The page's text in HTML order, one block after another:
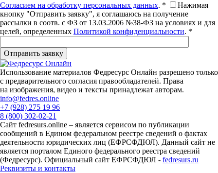
Согласием на обработку персональных данных. *
Нажимая
кнопку "Отправить заявку", я соглашаюсь на получение
рассылки в соотв. с ФЗ от 13.03.2006 №38-ФЗ на условиях и для
целей, определенных Политикой конфиденциальности. *
Использование материалов Федресурс Онлайн разрешено только
с предварительного согласия правообладателей. Права
на изображения, видео и тексты принадлежат авторам.
info@fedres.online
+7 (928) 275 19 96
8 (800) 302-02-21
Сайт fedresurs.online – является сервисом по публикации
сообщений в Едином федеральном реестре сведений о фактах
деятельности юридических лиц (ЕФРСФДЮЛ). Данный сайт не
является порталом Единого федерального реестра сведений
(Федресурс). Официальный сайт ЕФРСФДЮЛ - fedresurs.ru
Реквизиты и контакты